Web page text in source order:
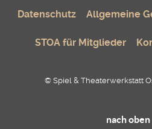
Datenschutz Allgemeine
STOA für Mitglieder
© Spiel & Theaterwerkstatt
nach oben